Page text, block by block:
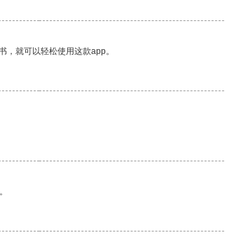
就可以轻松使用这款app。